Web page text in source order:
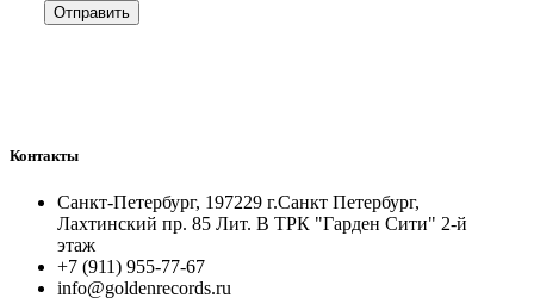
Контакты
Санкт-Петербург, 197229 г.Санкт Петербург,
Лахтинский пр. 85 Лит. B ТРК "Гарден Сити" 2-й
этаж
+7 (911) 955-77-67
info@goldenrecords.ru